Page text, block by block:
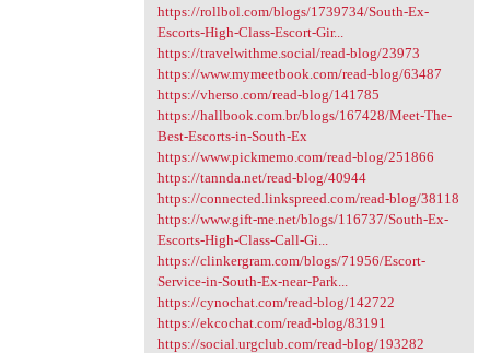
https://rollbol.com/blogs/1739734/South-Ex-
Escorts-High-Class-Escort-Gir...
https://travelwithme.social/read-blog/23973
https://www.mymeetbook.com/read-blog/63487
https://vherso.com/read-blog/141785
https://hallbook.com.br/blogs/167428/Meet-The-
Best-Escorts-in-South-Ex
https://www.pickmemo.com/read-blog/251866
https://tannda.net/read-blog/40944
https://connected.linkspreed.com/read-blog/38118
https://www.gift-me.net/blogs/116737/South-Ex-
Escorts-High-Class-Call-Gi...
https://clinkergram.com/blogs/71956/Escort-
Service-in-South-Ex-near-Park...
https://cynochat.com/read-blog/142722
https://ekcochat.com/read-blog/83191
https://social.urgclub.com/read-blog/193282